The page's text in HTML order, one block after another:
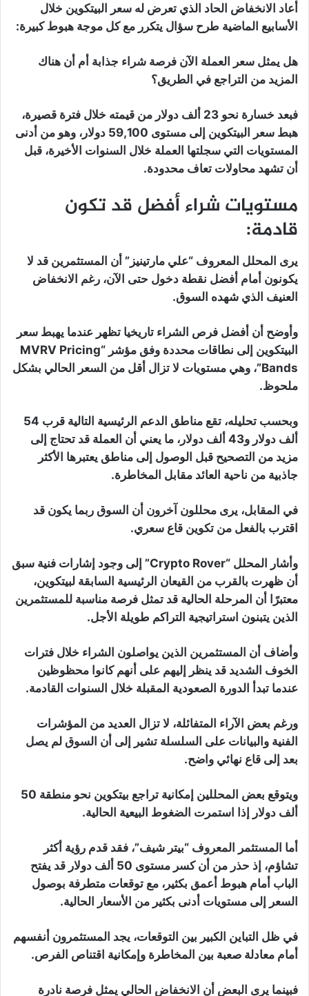
أعاد الانخفاض الحاد الذي تعرض له سعر البيتكوين خلال
الأسابيع الماضية طرح سؤال يتكرر مع كل موجة هبوط كبيرة:
هل يمثل سعر العملة الآن فرصة شراء جذابة أم أن هناك
المزيد من التراجع في الطريق؟
فبعد خسارة نحو 23 ألف دولار من قيمته خلال فترة قصيرة،
هبط سعر البيتكوين إلى مستوى 59,100 دولار، وهو من أدنى
المستويات التي سجلتها العملة خلال السنوات الأخيرة، قبل
أن تشهد محاولات تعاف محدودة.
مستويات شراء أفضل قد تكون
قادمة:
يرى المحلل المعروف “علي مارتينيز” أن المستثمرين قد لا
يكونون أمام أفضل نقطة دخول حتى الآن، رغم الانخفاض
العنيف الذي شهده السوق.
وأوضح أن أفضل فرص الشراء تاريخيا تظهر عندما يهبط سعر
البيتكوين إلى نطاقات محددة وفق مؤشر “MVRV Pricing
Bands”، وهي مستويات لا تزال أقل من السعر الحالي بشكل
ملحوظ.
وبحسب تحليله، تقع مناطق الدعم الرئيسية التالية قرب 54
ألف دولار و43 ألف دولار، ما يعني أن العملة قد تحتاج إلى
مزيد من التصحيح قبل الوصول إلى مناطق يعتبرها الأكثر
جاذبية من ناحية العائد مقابل المخاطرة.
في المقابل، يرى محللون آخرون أن السوق ربما يكون قد
اقترب بالفعل من تكوين قاع سعري.
وأشار المحلل “Crypto Rover” إلى وجود إشارات فنية سبق
أن ظهرت بالقرب من القيعان الرئيسية السابقة لبيتكوين،
معتبرًا أن المرحلة الحالية قد تمثل فرصة مناسبة للمستثمرين
الذين يتبنون استراتيجية التراكم طويلة الأجل.
وأضاف أن المستثمرين الذين يواصلون الشراء خلال فترات
الخوف الشديد قد ينظر إليهم على أنهم كانوا محظوظين
عندما تبدأ الدورة الصعودية المقبلة خلال السنوات القادمة.
ورغم بعض الآراء المتفائلة، لا تزال العديد من المؤشرات
الفنية والبيانات على السلسلة تشير إلى أن السوق لم يصل
بعد إلى قاع نهائي واضح.
ويتوقع بعض المحللين إمكانية تراجع بيتكوين نحو منطقة 50
ألف دولار إذا استمرت الضغوط البيعية الحالية.
أما المستثمر المعروف “بيتر شيف”، فقد قدم رؤية أكثر
تشاؤم، إذ حذر من أن كسر مستوى 50 ألف دولار قد يفتح
الباب أمام هبوط أعمق بكثير، مع توقعات متطرفة بوصول
السعر إلى مستويات أدنى بكثير من الأسعار الحالية.
في ظل التباين الكبير بين التوقعات، يجد المستثمرون أنفسهم
أمام معادلة صعبة بين المخاطرة وإمكانية اقتناص الفرص.
فبينما يرى البعض أن الانخفاض الحالي يمثل فرصة نادرة